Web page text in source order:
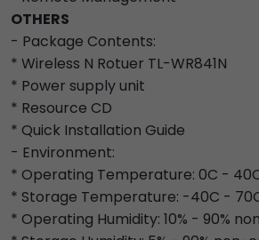
OTHERS
- Package Contents:
* Wireless N Rotuer TL-WR841N
* Power supply unit
* Resource CD
* Quick Installation Guide
- Environment:
* Operating Temperature: 0C -
* Storage Temperature: -40C -
* Operating Humidity: 10% - 90%